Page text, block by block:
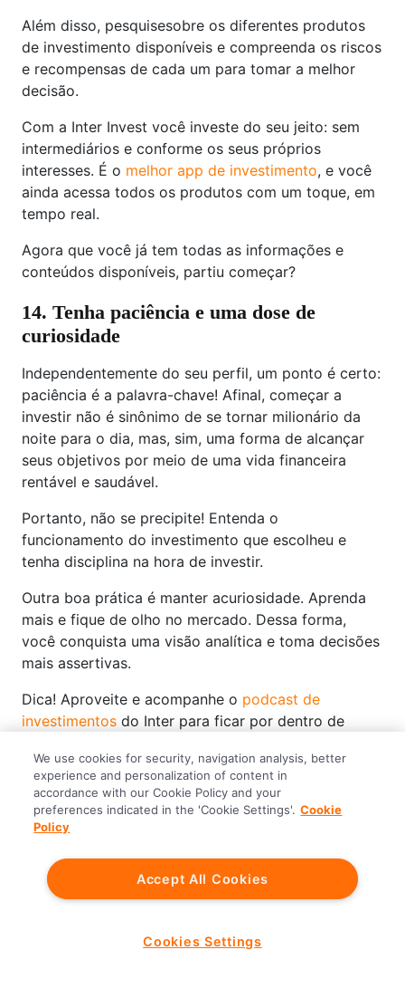
Além disso, pesquisesobre os diferentes produtos
de investimento disponíveis e compreenda os riscos
e recompensas de cada um para tomar a melhor
decisão.
Com a Inter Invest você investe do seu jeito: sem
intermediários e conforme os seus próprios
interesses. É o melhor app de investimento, e você
ainda acessa todos os produtos com um toque, em
tempo real.
Agora que você já tem todas as informações e
conteúdos disponíveis, partiu começar?
14. Tenha paciência e uma dose de
curiosidade
Independentemente do seu perfil, um ponto é certo:
paciência é a palavra-chave! Afinal, começar a
investir não é sinônimo de se tornar milionário da
noite para o dia, mas, sim, uma forma de alcançar
seus objetivos por meio de uma vida financeira
rentável e saudável.
Portanto, não se precipite! Entenda o
funcionamento do investimento que escolheu e
tenha disciplina na hora de investir.
Outra boa prática é manter acuriosidade. Aprenda
mais e fique de olho no mercado. Dessa forma,
você conquista uma visão analítica e toma decisões
mais assertivas.
Dica! Aproveite e acompanhe o podcast de
investimentos do Inter para ficar por dentro de
15. Qual o melhor investimento para
iniciantes?
renda fixa costumam ser indicados para quem está
nosprimeiros passos da jornada de investimento
para quem desejacomeçar a investir com pouco
We use cookies for security, navigation analysis, better
experience and personalization of content in
accordance with our Cookie Policy and your
preferences indicated in the 'Cookie Settings'. Cookie
Policy
Accept All Cookies
Cookies Settings